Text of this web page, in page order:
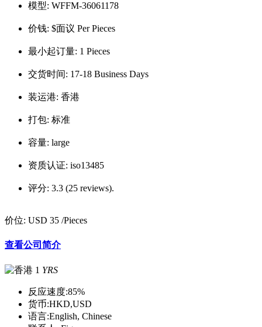
模型: WFFM-36061178
价钱: $面议 Per Pieces
最小起订量: 1 Pieces
交货时间: 17-18 Business Days
装运港: 香港
打包: 标准
容量: large
资质认证: iso13485
评分: 3.3 (25 reviews).
价位: USD 35 /Pieces
查看公司简介
1 YRS
反应速度:85%
货币:HKD,USD
语言:English, Chinese